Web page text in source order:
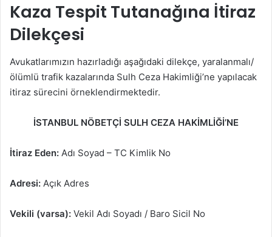
Kaza Tespit Tutanağına İtiraz
Dilekçesi
Avukatlarımızın hazırladığı aşağıdaki dilekçe, yaralanmalı/
ölümlü trafik kazalarında Sulh Ceza Hakimliği’ne yapılacak
itiraz sürecini örneklendirmektedir.
İSTANBUL NÖBETÇİ SULH CEZA HAKİMLİĞİ’NE
İtiraz Eden: Adı Soyad – TC Kimlik No
Adresi: Açık Adres
Vekili (varsa): Vekil Adı Soyadı / Baro Sicil No